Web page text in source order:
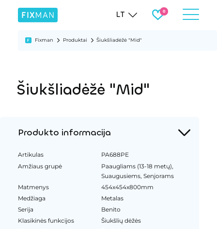
LT
Fixman Produktai Šiukšliadėžė "Mid"
Šiukšliadėžė "Mid"
Produkto informacija
Artikulas
PA688PE
Amžiaus grupė
Paaugliams (13-18 metų),
Suaugusiems, Senjorams
Matmenys
454x454x800mm
Medžiaga
Metalas
Serija
Benito
Klasikinės funkcijos
Šiukšlių dėžės